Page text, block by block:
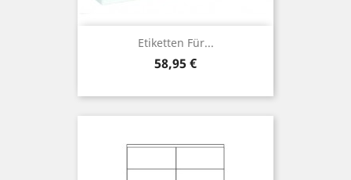
Etiketten Für...
Preis
58,95 €